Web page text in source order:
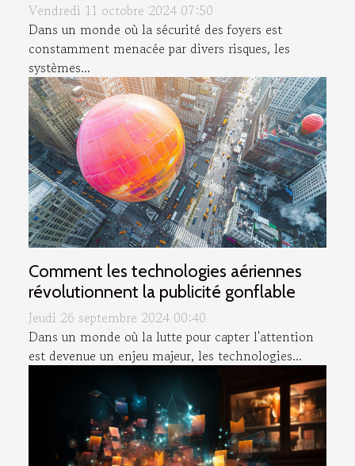
Vendredi 11 octobre 2024 07:50
Dans un monde où la sécurité des foyers est
constamment menacée par divers risques, les
systèmes...
Comment les technologies aériennes
révolutionnent la publicité gonflable
Jeudi 26 septembre 2024 00:40
Dans un monde où la lutte pour capter l'attention
est devenue un enjeu majeur, les technologies...